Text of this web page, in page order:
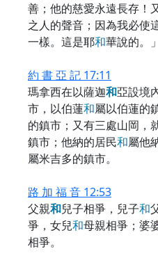
善；他的慈愛永遠長存！
之人的聲音；因為我必使
一樣。這是耶和華說的。」
約 書 亞 記 17:11
瑪拿西在以薩迦和亞設境
市，以伯蓮和屬以伯蓮的
的鎮市；又有三處山岡，
鎮市；他納的居民和屬他
屬米吉多的鎮市。
路 加 福 音 12:53
父親和兒子相爭，兒子和
爭，女兒和母親相爭；婆
相爭。